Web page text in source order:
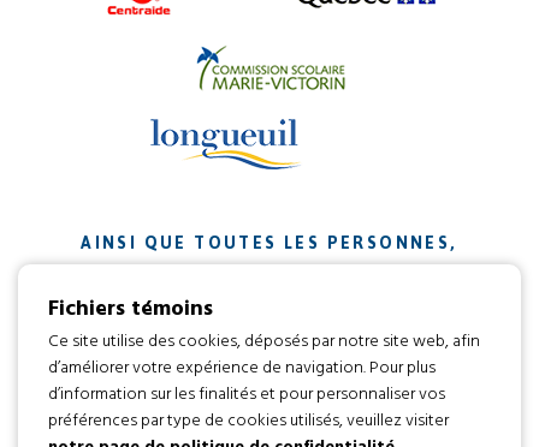
AINSI QUE TOUTES LES PERSONNES,
ORGANISMES ET ENTREPRISES QUI ONT
CONTRIBUÉ À NOTRE MISSION.
Développement web par
Fichiers témoins
Ce site utilise des cookies, déposés par notre site web, afin
d’améliorer votre expérience de navigation. Pour plus
d’information sur les finalités et pour personnaliser vos
préférences par type de cookies utilisés, veuillez visiter